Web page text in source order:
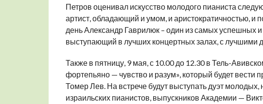
Петров оценивал искусство молодого пианиста
артист, обладающий и умом, и аристократичностью,
день Александр Гаврилюк – один из самых успешных
выступающий в лучших концертных залах, с лучшими
Также в пятницу, 9 мая, с 10.00 до 12.30 в Тель-
фортепьяно — чувство и разум», который будет
Томер Лев. На встрече будут выступать дуэт
израильских пианистов, выпускников Академии —